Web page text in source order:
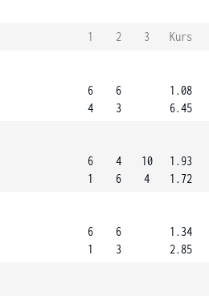
1 2 3
Kurs
6
4
6
3
1.08
6.45
6
1
4
6
10
4
1.93
1.72
6
1
6
3
1.34
2.85